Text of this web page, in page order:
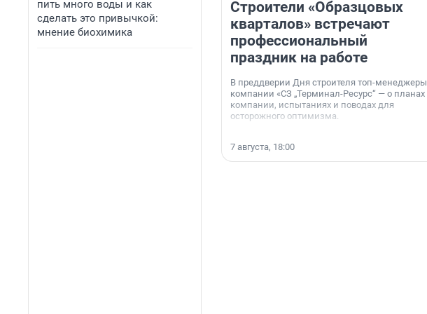
пить много воды и как
сделать это привычкой:
мнение биохимика
Строители «Образцовых
кварталов» встречают
профессиональный
праздник на работе
В преддверии Дня строителя топ-менеджеры
компании «СЗ „Терминал-Ресурс“ — о планах
компании, испытаниях и поводах для
осторожного оптимизма.
7 августа, 18:00